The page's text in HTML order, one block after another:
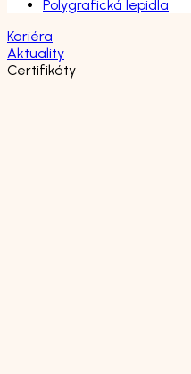
Polygrafická lepidla
Kariéra
Aktuality
Certifikáty